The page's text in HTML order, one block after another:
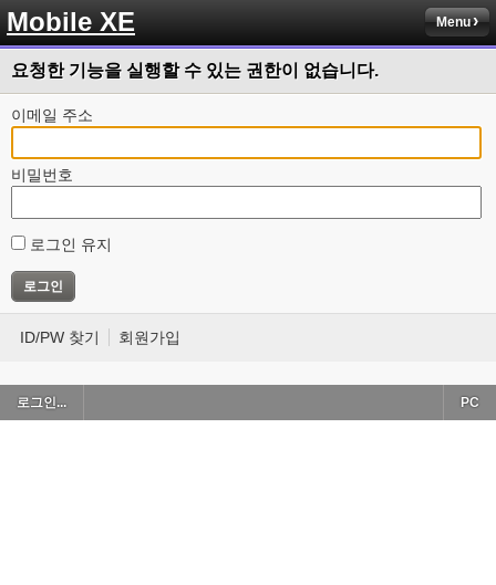
Mobile XE Menu
요청한 기능을 실행할 수 있는 권한이 없습니다.
이메일 주소
비밀번호
로그인 유지
ID/PW 찾기 회원가입
로그인... PC